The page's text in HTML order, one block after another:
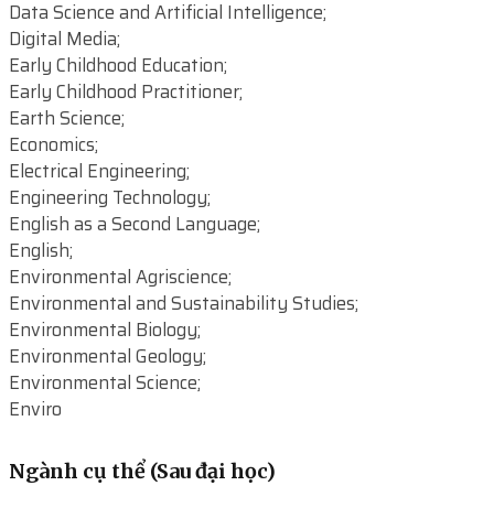
Data Science and Artificial Intelligence;
Digital Media;
Early Childhood Education;
Early Childhood Practitioner;
Earth Science;
Economics;
Electrical Engineering;
Engineering Technology;
English as a Second Language;
English;
Environmental Agriscience;
Environmental and Sustainability Studies;
Environmental Biology;
Environmental Geology;
Environmental Science;
Enviro
Ngành cụ thể (Sau đại học)